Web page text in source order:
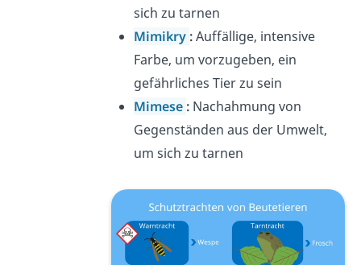
sich zu tarnen
Mimikry :Auffällige, intensive
Farbe, um vorzugeben, ein
gefährliches Tier zu sein
Mimese : Nachahmung von
Gegenständen aus der Umwelt,
um sich zu tarnen